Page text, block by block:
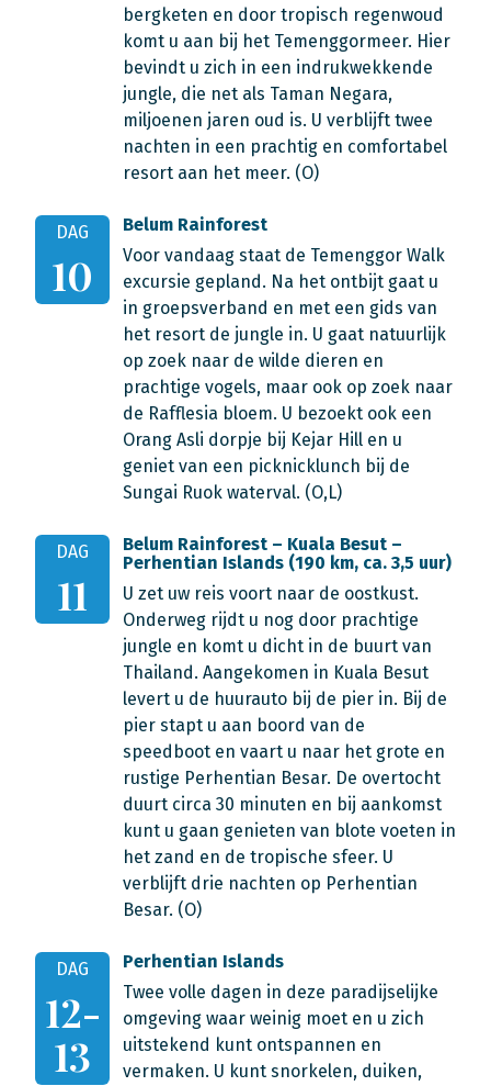
bergketen en door tropisch regenwoud
komt u aan bij het Temenggormeer. Hier
bevindt u zich in een indrukwekkende
jungle, die net als Taman Negara,
miljoenen jaren oud is. U verblijft twee
nachten in een prachtig en comfortabel
resort aan het meer. (O)
DAG
10
Belum Rainforest
Voor vandaag staat de Temenggor Walk
excursie gepland. Na het ontbijt gaat u
in groepsverband en met een gids van
het resort de jungle in. U gaat natuurlijk
op zoek naar de wilde dieren en
prachtige vogels, maar ook op zoek naar
de Rafflesia bloem. U bezoekt ook een
Orang Asli dorpje bij Kejar Hill en u
geniet van een picknicklunch bij de
Sungai Ruok waterval. (O,L)
DAG
11
Belum Rainforest – Kuala Besut –
Perhentian Islands (190 km, ca. 3,5 uur)
U zet uw reis voort naar de oostkust.
Onderweg rijdt u nog door prachtige
jungle en komt u dicht in de buurt van
Thailand. Aangekomen in Kuala Besut
levert u de huurauto bij de pier in. Bij de
pier stapt u aan boord van de
speedboot en vaart u naar het grote en
rustige Perhentian Besar. De overtocht
duurt circa 30 minuten en bij aankomst
kunt u gaan genieten van blote voeten in
het zand en de tropische sfeer. U
verblijft drie nachten op Perhentian
Besar. (O)
DAG
12-
13
Perhentian Islands
Twee volle dagen in deze paradijselijke
omgeving waar weinig moet en u zich
uitstekend kunt ontspannen en
vermaken. U kunt snorkelen, duiken,